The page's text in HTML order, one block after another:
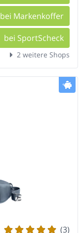
bei Markenkoffer
bei SportScheck
2 weitere Shops
(3)